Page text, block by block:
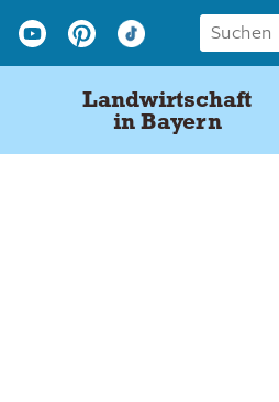
Landwirtschaft
in Bayern